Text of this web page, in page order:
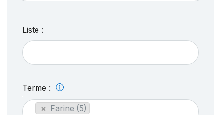
Liste :
Terme :
× Farine (5)